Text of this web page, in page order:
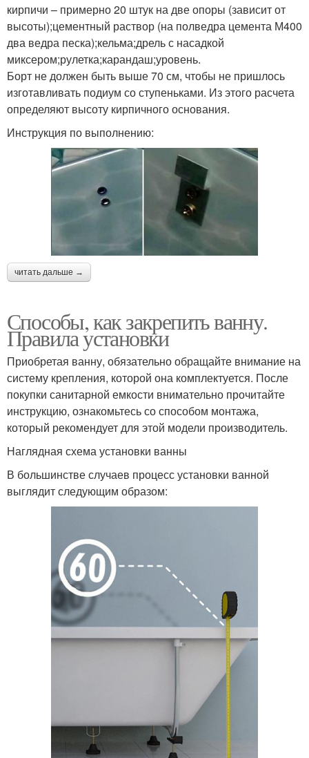
кирпичи – примерно 20 штук на две опоры (зависит от
высоты);цементный раствор (на полведра цемента М400
два ведра песка);кельма;дрель с насадкой
миксером;рулетка;карандаш;уровень.
Борт не должен быть выше 70 см, чтобы не пришлось
изготавливать подиум со ступеньками. Из этого расчета
определяют высоту кирпичного основания.
Инструкция по выполнению:
читать дальше →
Способы, как закрепить ванну.
Правила установки
Приобретая ванну, обязательно обращайте внимание на
систему крепления, которой она комплектуется. После
покупки санитарной емкости внимательно прочитайте
инструкцию, ознакомьтесь со способом монтажа,
который рекомендует для этой модели производитель.
Наглядная схема установки ванны
В большинстве случаев процесс установки ванной
выглядит следующим образом: